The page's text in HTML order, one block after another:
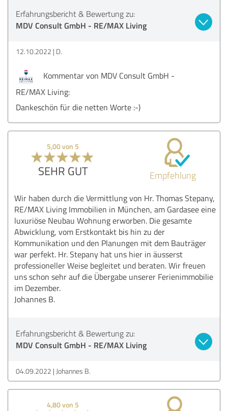
Erfahrungsbericht & Bewertung zu:
MDV Consult GmbH - RE/MAX Living
12.10.2022 D.
Kommentar von MDV Consult GmbH -
RE/MAX Living:
Dankeschön für die netten Worte :-)
5,00 von 5
SEHR GUT Empfehlung
Wir haben durch die Vermittlung von Hr. Thomas Stepany,
RE/MAX Living Immobilien in München, am Gardasee eine
luxuriöse Neubau Wohnung erworben. Die gesamte
Abwicklung, vom Erstkontakt bis hin zu der
Kommunikation und den Planungen mit dem Bauträger
war perfekt. Hr. Stepany hat uns hier in äusserst
professioneller Weise begleitet und beraten. Wir freuen
uns schon sehr auf die Übergabe unserer Ferienimmobilie
im Dezember.
Johannes B.
Erfahrungsbericht & Bewertung zu:
MDV Consult GmbH - RE/MAX Living
04.09.2022 Johannes B.
4,80 von 5